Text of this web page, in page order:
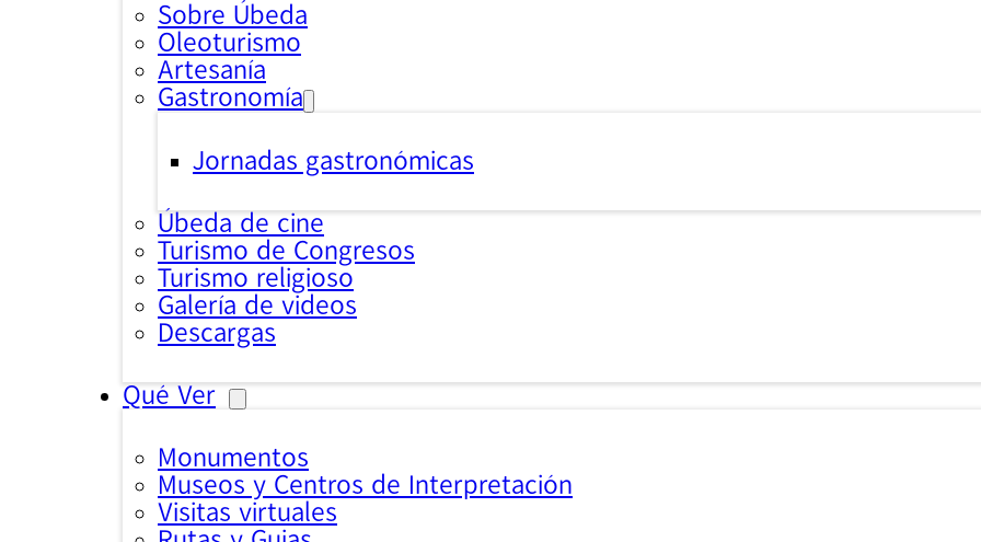
Sobre Úbeda
Oleoturismo
Artesanía
Gastronomía
Jornadas gastronómicas
Úbeda de cine
Turismo de Congresos
Turismo religioso
Galería de videos
Descargas
Qué Ver
Monumentos
Museos y Centros de Interpretación
Visitas virtuales